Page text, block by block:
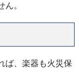
。
ば、楽器も火災保